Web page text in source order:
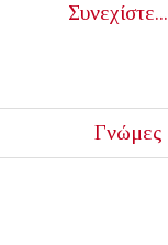
Συνεχίστε...
Γνώμες